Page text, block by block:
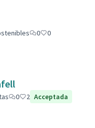
0
0
0 2 Acceptada